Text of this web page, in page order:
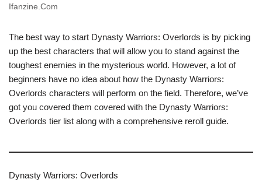
Ifanzine.Com
The best way to start Dynasty Warriors: Overlords is by picking
up the best characters that will allow you to stand against the
toughest enemies in the mysterious world. However, a lot of
beginners have no idea about how the Dynasty Warriors:
Overlords characters will perform on the field. Therefore, we’ve
got you covered them covered with the Dynasty Warriors:
Overlords tier list along with a comprehensive reroll guide.
Dynasty Warriors: Overlords